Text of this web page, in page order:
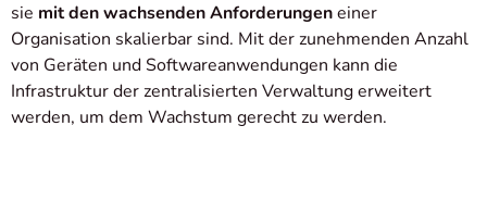
sie mit den wachsenden Anforderungeneiner
Organisation skalierbar sind. Mit der zunehmenden Anzahl
von Geräten und Softwareanwendungen kann die
Infrastruktur der zentralisierten Verwaltung erweitert
werden, um dem Wachstum gerecht zu werden.